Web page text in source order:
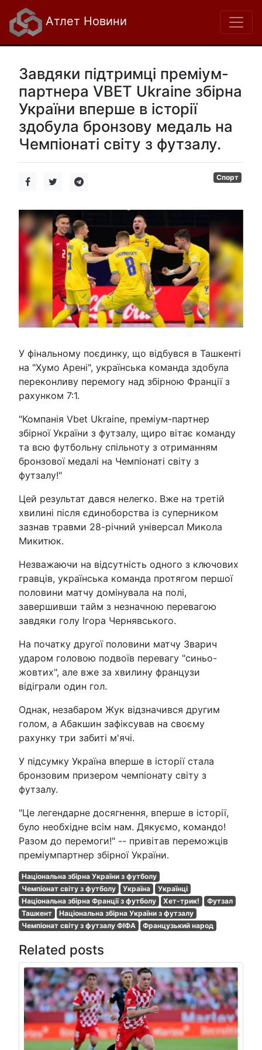
Атлет Новини
Завдяки підтримці преміум-
партнера VBET Ukraine збірна
України вперше в історії
здобула бронзову медаль на
Чемпіонаті світу з футзалу.
Спорт
У фінальному поєдинку, що відбувся в Ташкенті
на "Хумо Арені", українська команда здобула
переконливу перемогу над збірною Франції з
рахунком 7:1.
"Компанія Vbet Ukraine, преміум-партнер
збірної України з футзалу, щиро вітає команду
та всю футбольну спільноту з отриманням
бронзової медалі на Чемпіонаті світу з
футзалу!"
Цей результат дався нелегко. Вже на третій
хвилині після єдиноборства із суперником
зазнав травми 28-річний універсал Микола
Микитюк.
Незважаючи на відсутність одного з ключових
гравців, українська команда протягом першої
половини матчу домінувала на полі,
завершивши тайм з незначною перевагою
завдяки голу Ігора Чернявського.
На початку другої половини матчу Зварич
ударом головою подвоїв перевагу "синьо-
жовтих", але вже за хвилину французи
відіграли один гол.
Однак, незабаром Жук відзначився другим
голом, а Абакшин зафіксував на своєму
рахунку три забиті м'ячі.
У підсумку Україна вперше в історії стала
бронзовим призером чемпіонату світу з
футзалу.
"Це легендарне досягнення, вперше в історії,
було необхідне всім нам. Дякуємо, командо!
Разом до перемоги!" -- привітав переможців
преміумпартнер збірної України.
Національна збірна України з футболу
Чемпіонат світу з футболу
Україна
Українці
Національна збірна Франції з футболу
Хет-трик!
Футзал
Ташкент
Національна збірна України з футзалу
Чемпіонат світу з футзалу ФІФА
Французький народ
Related posts